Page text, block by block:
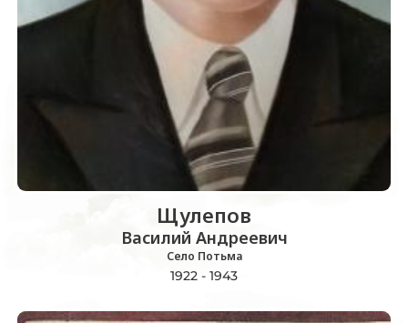
Щулепов
Василий Андреевич
Село Потьма
1922 - 1943